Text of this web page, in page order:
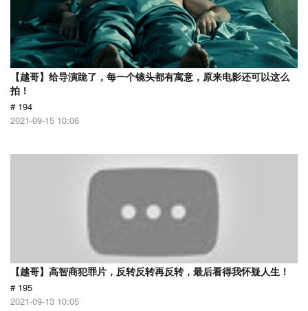
【越哥】给导演跪了，每一个镜头都有寓意，原来电影还可以这么
拍！
# 194
2021-09-15 10:06
【越哥】高智商犯罪片，反转反转再反转，最后看得我怀疑人生！
# 195
2021-09-13 10:05